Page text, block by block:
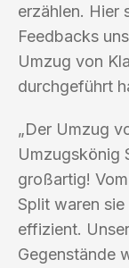
erzählen. Hier
Feedbacks
Umzug von
durchgeführt
„Der Umzug
Umzugskönig
großartig!
Split waren
effizient.
Gegenstände